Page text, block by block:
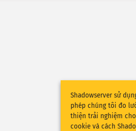
Shadowserver sử
phép chúng tôi đo
thiện trải nghiệm
cookie và cách